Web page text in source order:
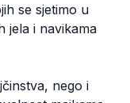
se sjetimo u
jela i navikama
nego i